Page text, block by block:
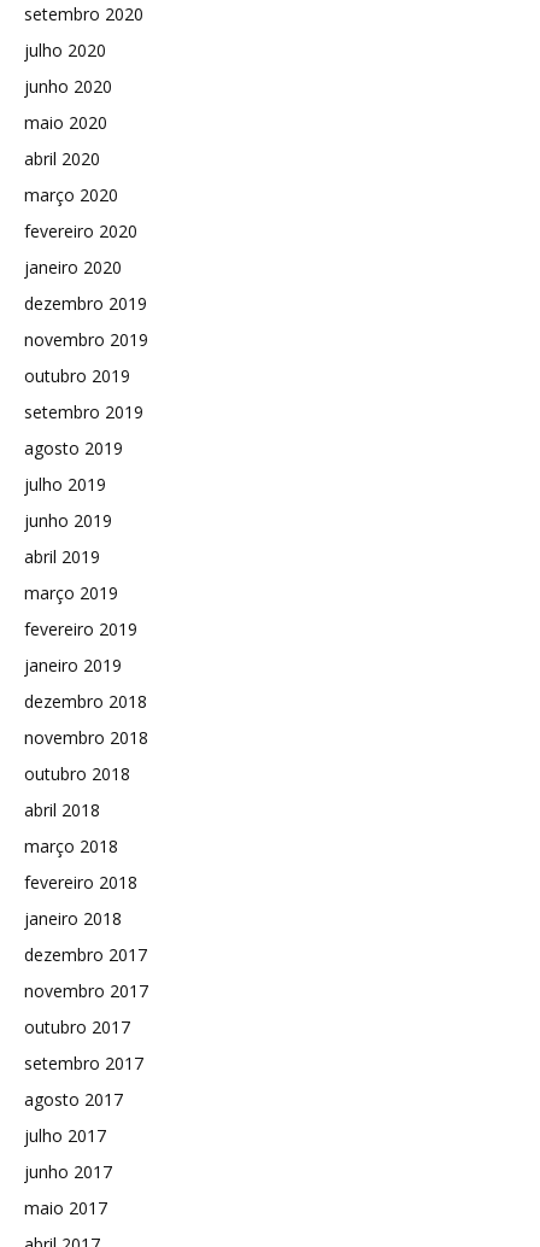
setembro 2020
julho 2020
junho 2020
maio 2020
abril 2020
março 2020
fevereiro 2020
janeiro 2020
dezembro 2019
novembro 2019
outubro 2019
setembro 2019
agosto 2019
julho 2019
junho 2019
abril 2019
março 2019
fevereiro 2019
janeiro 2019
dezembro 2018
novembro 2018
outubro 2018
abril 2018
março 2018
fevereiro 2018
janeiro 2018
dezembro 2017
novembro 2017
outubro 2017
setembro 2017
agosto 2017
julho 2017
junho 2017
maio 2017